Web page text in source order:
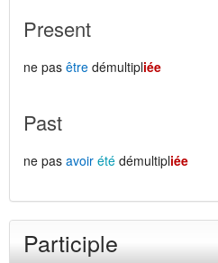
Present
ne pas être démultipliée
Past
ne pas avoir été démultipliée
Participle